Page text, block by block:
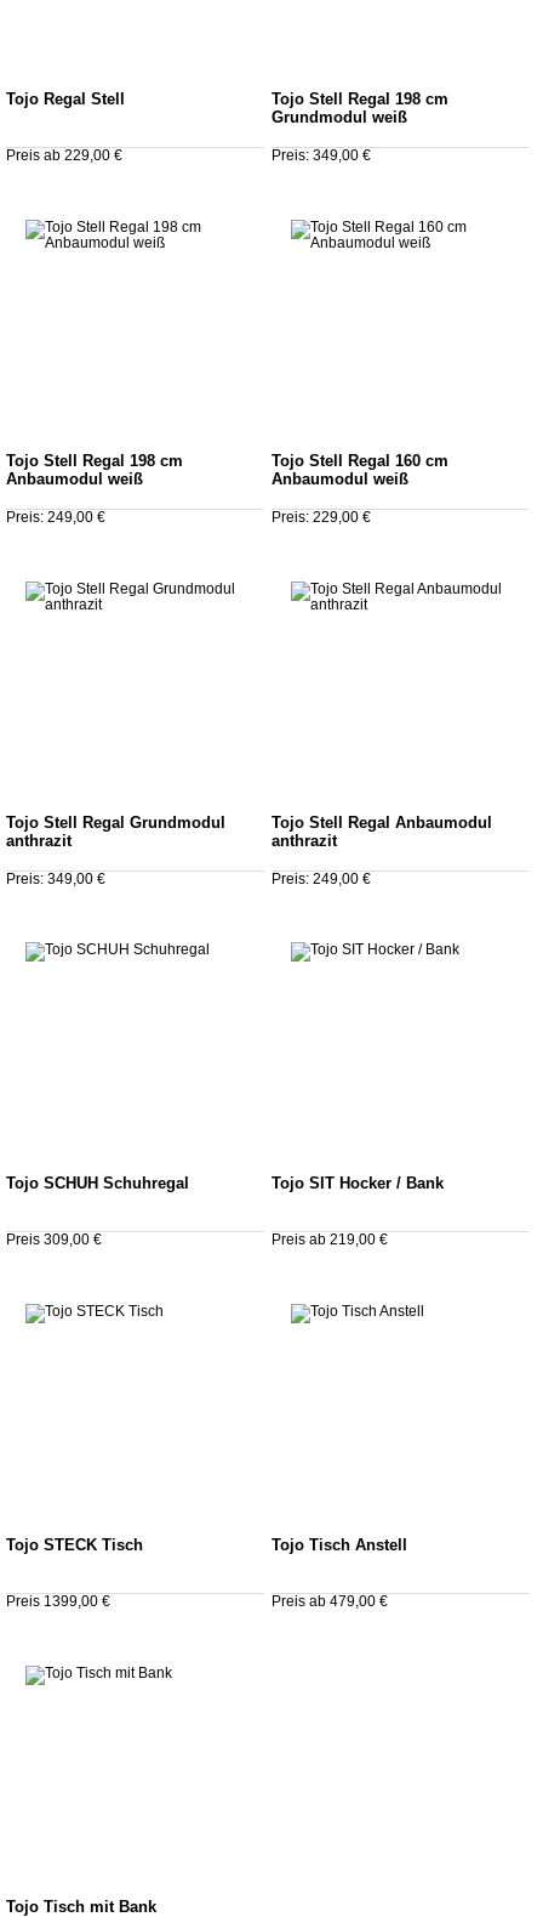
Tojo Regal Stell
Preis ab 229,00 €
Tojo Stell Regal 198 cm
Grundmodul weiß
Preis: 349,00 €
Tojo Stell Regal 198 cm
Anbaumodul weiß
Preis: 249,00 €
Tojo Stell Regal 160 cm
Anbaumodul weiß
Preis: 229,00 €
Tojo Stell Regal Grundmodul
anthrazit
Preis: 349,00 €
Tojo Stell Regal Anbaumodul
anthrazit
Preis: 249,00 €
Tojo SCHUH Schuhregal
Preis 309,00 €
Tojo SIT Hocker / Bank
Preis ab 219,00 €
Tojo STECK Tisch
Preis 1399,00 €
Tojo Tisch Anstell
Preis ab 479,00 €
Tojo Tisch mit Bank